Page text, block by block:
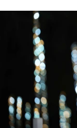
O Preisdente
avisos:uma
como primeiro
e "nenhum
traduzir-se
social".
António José